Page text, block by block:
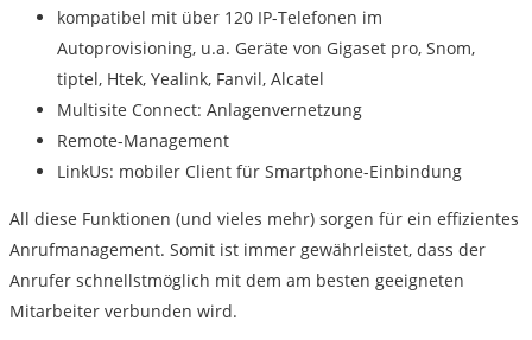
kompatibel mit über 120 IP-Telefonen im
Autoprovisioning, u.a. Geräte von Gigaset pro, Snom,
tiptel, Htek, Yealink, Fanvil, Alcatel
Multisite Connect: Anlagenvernetzung
Remote-Management
LinkUs: mobiler Client für Smartphone-Einbindung
All diese Funktionen (und vieles mehr) sorgen für ein effizientes
Anrufmanagement. Somit ist immer gewährleistet, dass der
Anrufer schnellstmöglich mit dem am besten geeigneten
Mitarbeiter verbunden wird.